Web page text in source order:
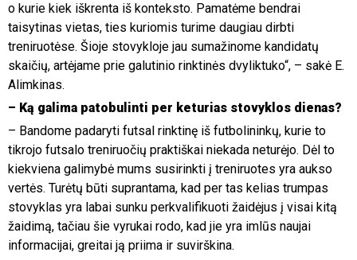
o kurie kiek iškrenta iš konteksto. Pamatėme bendrai
taisytinas vietas, ties kuriomis turime daugiau dirbti
treniruotėse. Šioje stovykloje jau sumažinome kandidatų
skaičių, artėjame prie galutinio rinktinės dvyliktuko“, – sakė E.
Alimkinas.
– Ką galima patobulinti per keturias stovyklos dienas?
– Bandome padaryti futsal rinktinę iš futbolininkų, kurie to
tikrojo futsalo treniruočių praktiškai niekada neturėjo. Dėl to
kiekviena galimybė mums susirinkti į treniruotes yra aukso
vertės. Turėtų būti suprantama, kad per tas kelias trumpas
stovyklas yra labai sunku perkvalifikuoti žaidėjus į visai kitą
žaidimą, tačiau šie vyrukai rodo, kad jie yra imlūs naujai
informacijai, greitai ją priima ir suvirškina.